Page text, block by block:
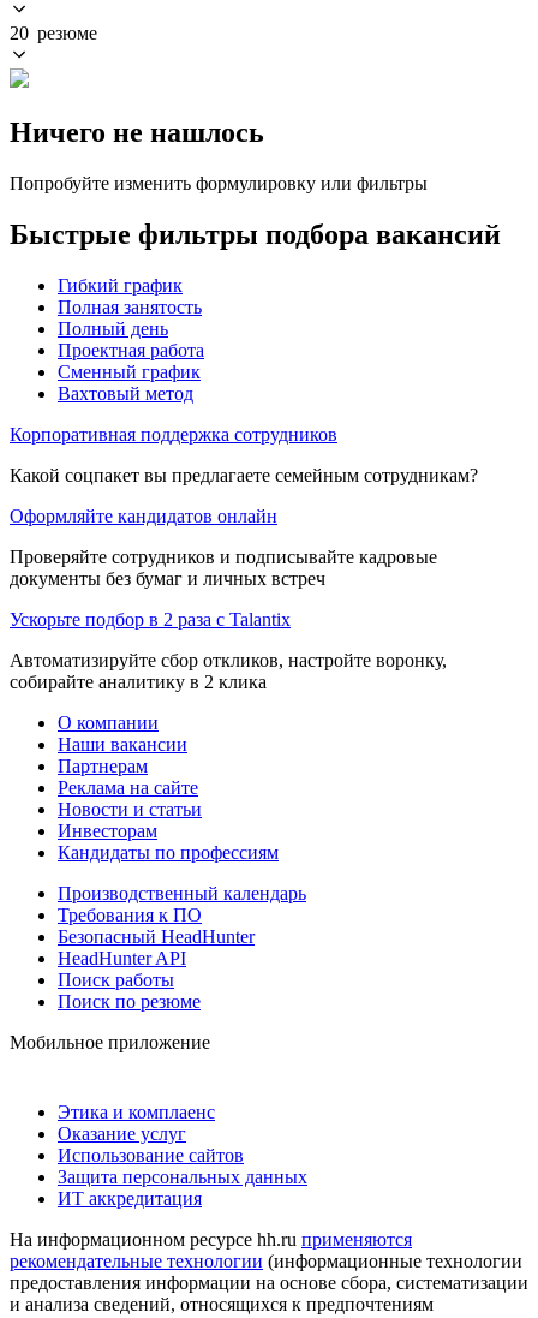
20 резюме
Ничего не нашлось
Попробуйте изменить формулировку или фильтры
Быстрые фильтры подбора вакансий
Гибкий график
Полная занятость
Полный день
Проектная работа
Сменный график
Вахтовый метод
Корпоративная поддержка сотрудников
Какой соцпакет вы предлагаете семейным сотрудникам?
Оформляйте кандидатов онлайн
Проверяйте сотрудников и подписывайте кадровые
документы без бумаг и личных встреч
Ускорьте подбор в 2 раза с Talantix
Автоматизируйте сбор откликов, настройте воронку,
собирайте аналитику в 2 клика
О компании
Наши вакансии
Партнерам
Реклама на сайте
Новости и статьи
Инвесторам
Кандидаты по профессиям
Производственный календарь
Требования к ПО
Безопасный HeadHunter
HeadHunter API
Поиск работы
Поиск по резюме
Мобильное приложение
Этика и комплаенс
Оказание услуг
Использование сайтов
Защита персональных данных
ИТ аккредитация
На информационном ресурсе hh.ru применяются
рекомендательные технологии (информационные технологии
предоставления информации на основе сбора, систематизации
и анализа сведений, относящихся к предпочтениям